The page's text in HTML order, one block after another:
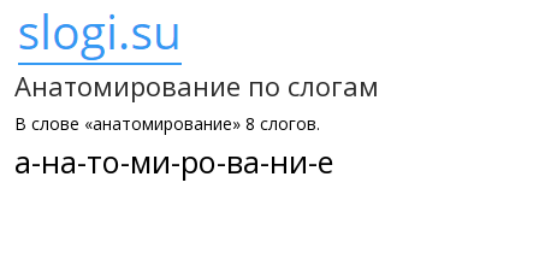
Анатомирование по слогам
В слове «анатомирование» 8 слогов.
а-на-то-ми-ро-ва-ни-е